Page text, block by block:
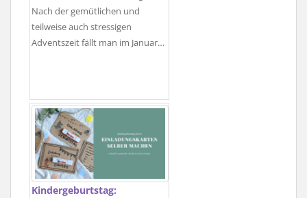
Nach der gemütlichen und
teilweise auch stressigen
Adventszeit fällt man im Januar…
Kindergeburtstag: